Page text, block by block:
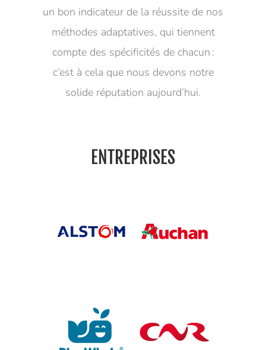
un bon indicateur de la réussite de nos
méthodes adaptatives, qui tiennent
compte des spécificités de chacun :
c’est à cela que nous devons notre
solide réputation aujourd’hui.
ENTREPRISES